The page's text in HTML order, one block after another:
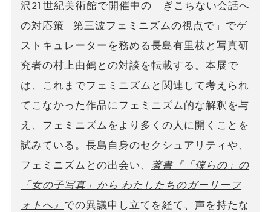
沢21世紀美術館で開催中の「ぎこちない会話へ
の対応策—第三波フェミニズムの視点で」でゲ
ストキュレーターを務める長島有里枝と写真研
究者の村上由鶴との対談を転載する。本展で
は、これまでフェミニズムと関連して考えられ
てこなかった作品にフェミニズム的な解釈を与
え、フェミニズムをより多くの人に開くことを
試みている。長島自身のセクシュアリティや、
フェミニズムとの出会い、 著書『「僕らの」の
「女の子写真」から わたしたちのガーリーフ
ォトへ』 での異議申し立てを経て、声を持たな